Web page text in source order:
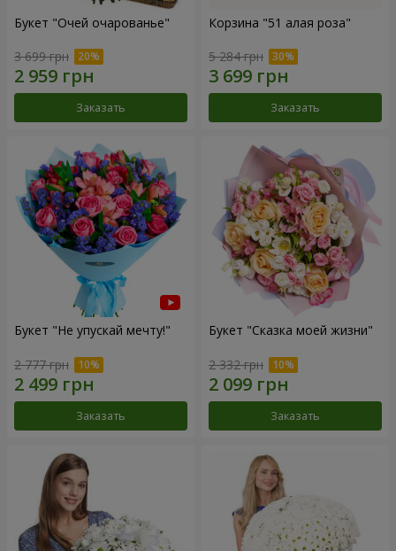
Букет "Очей очарованье"
3 699 грн
Заказать
Корзина "51 алая роза"
5 284 грн
Заказать
Букет "Не упускай мечту!"
2 777 грн
Заказать
Букет "Сказка моей жизни"
2 332 грн
Заказать